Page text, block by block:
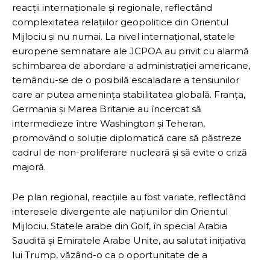
reacții internaționale și regionale, reflectând
complexitatea relațiilor geopolitice din Orientul
Mijlociu și nu numai. La nivel internațional, statele
europene semnatare ale JCPOA au privit cu alarmă
schimbarea de abordare a administrației americane,
temându-se de o posibilă escaladare a tensiunilor
care ar putea amenința stabilitatea globală. Franța,
Germania și Marea Britanie au încercat să
intermedieze între Washington și Teheran,
promovând o soluție diplomatică care să păstreze
cadrul de non-proliferare nucleară și să evite o criză
majoră.
Pe plan regional, reacțiile au fost variate, reflectând
interesele divergente ale națiunilor din Orientul
Mijlociu. Statele arabe din Golf, în special Arabia
Saudită și Emiratele Arabe Unite, au salutat inițiativa
lui Trump, văzând-o ca o oportunitate de a